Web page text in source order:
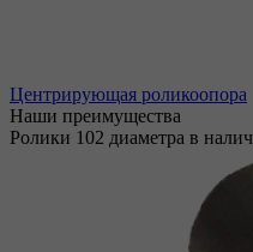
Центрирующая роликоопора
Наши преимущества
Ролики 102 диаметра в